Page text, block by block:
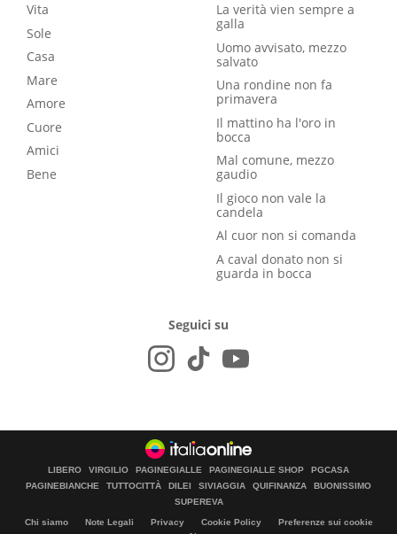
Vita
Sole
Casa
Mare
Amore
Cuore
Amici
Bene
La verità vien sempre a
galla
Uomo avvisato, mezzo
salvato
Una rondine non fa
primavera
Il mattino ha l'oro in
bocca
Mal comune, mezzo
gaudio
Il gioco non vale la
candela
Al cuor non si comanda
A caval donato non si
guarda in bocca
Seguici su
LIBERO VIRGILIO PAGINEGIALLE PAGINEGIALLE SHOP
PGCASA
PAGINEBIANCHE
TUTTOCITTÀ DILEI SIVIAGGIA QUIFINANZA
BUONISSIMO
SUPEREVA
Chi siamo Note Legali Privacy Cookie Policy
Preferenze sui cookie